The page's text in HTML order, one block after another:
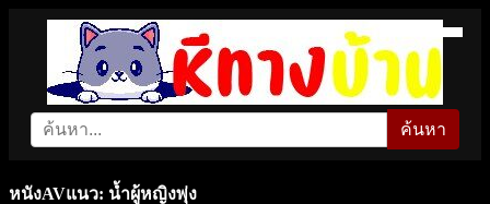
ค้นหา
หนังAVแนว: น้ำผู้หญิงพุ่ง